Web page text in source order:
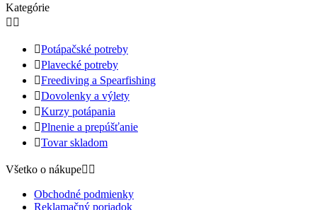
Kategórie
 
Potápačské potreby
Plavecké potreby
Freediving a Spearfishing
Dovolenky a výlety
Kurzy potápania
Plnenie a prepúšťanie
Tovar skladom
Všetko o nákupe 
Obchodné podmienky
Reklamačný poriadok